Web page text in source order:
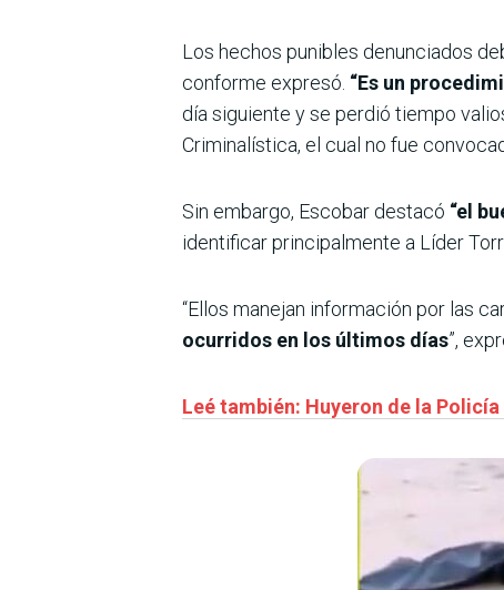
Los hechos punibles denunciados
conforme expresó. “Es un
día siguiente y se perdió tiempo
Criminalística, el cual no fue
Sin embargo, Escobar destacó “el
identificar principalmente a Líder
“Ellos manejan información por las
ocurridos en los últimos días”,
Leé también: Huyeron de la